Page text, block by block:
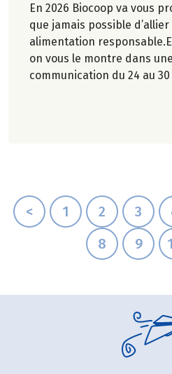
En 2026 Biocoop va vous
que jamais possible
alimentation
on vous le montre dans
communication du 24 au
< 1 2 3
8
9